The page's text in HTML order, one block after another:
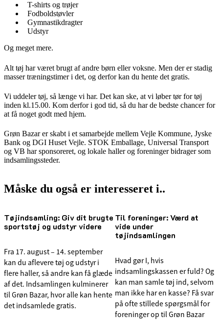
T-shirts og trøjer
Fodboldstøvler
Gymnastikdragter
Udstyr
Og meget mere.
Alt tøj har været brugt af andre børn eller voksne. Men der er stadig
masser træningstimer i det, og derfor kan du hente det gratis.
Vi uddeler tøj, så længe vi har. Det kan ske, at vi løber tør for tøj
inden kl.15.00. Kom derfor i god tid, så du har de bedste chancer for
at få noget godt med hjem.
Grøn Bazar er skabt i et samarbejde mellem Vejle Kommune, Jyske
Bank og DGI Huset Vejle. STOK Emballage, Universal Transport
og VB har sponsoreret, og lokale haller og foreninger bidrager som
indsamlingssteder.
Måske du også er interesseret i..
Tøjindsamling: Giv dit brugte
sportstøj og udstyr videre
Fra 17. august – 14. september
kan du aflevere tøj og udstyr i
flere haller, så andre kan få glæde
af det. Indsamlingen kulminerer
til Grøn Bazar, hvor alle kan hente
det indsamlede gratis.
Til foreninger: Værd at
vide under
tøjindsamlingen
Hvad gør I, hvis
indsamlingskassen er fuld? Og
kan man samle tøj ind, selvom
man ikke har en kasse? Få svar
på ofte stillede spørgsmål for
foreninger op til Grøn Bazar